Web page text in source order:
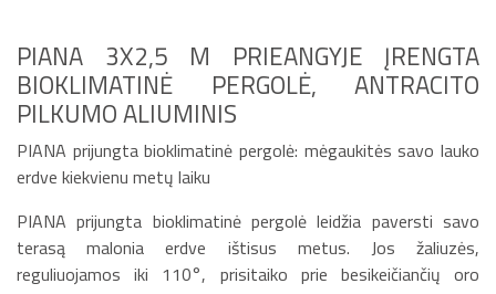
PIANA 3X2,5 M PRIEANGYJE ĮRENGTA
BIOKLIMATINĖ PERGOLĖ, ANTRACITO
PILKUMO ALIUMINIS
PIANA prijungta bioklimatinė pergolė: mėgaukitės savo lauko
erdve kiekvienu metų laiku
PIANA prijungta bioklimatinė pergolė leidžia paversti savo
terasą malonia erdve ištisus metus. Jos žaliuzės,
reguliuojamos iki 110°, prisitaiko prie besikeičiančių oro